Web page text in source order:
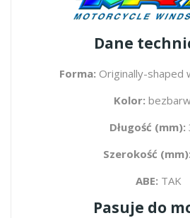
Dane
Forma: Originally-shaped
Kolor:
Długość (mm):
Szerokość (mm):
ABE: TAK
Pasuje do